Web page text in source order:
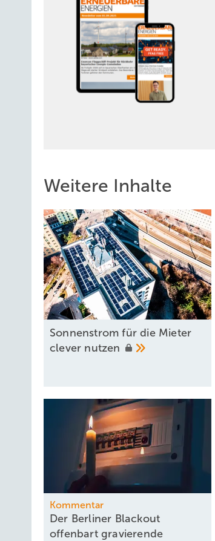
Weitere Inhalte
Sonnenstrom für die Mieter
clever nutzen
Kommentar
Der Berliner Blackout
offenbart gravierende